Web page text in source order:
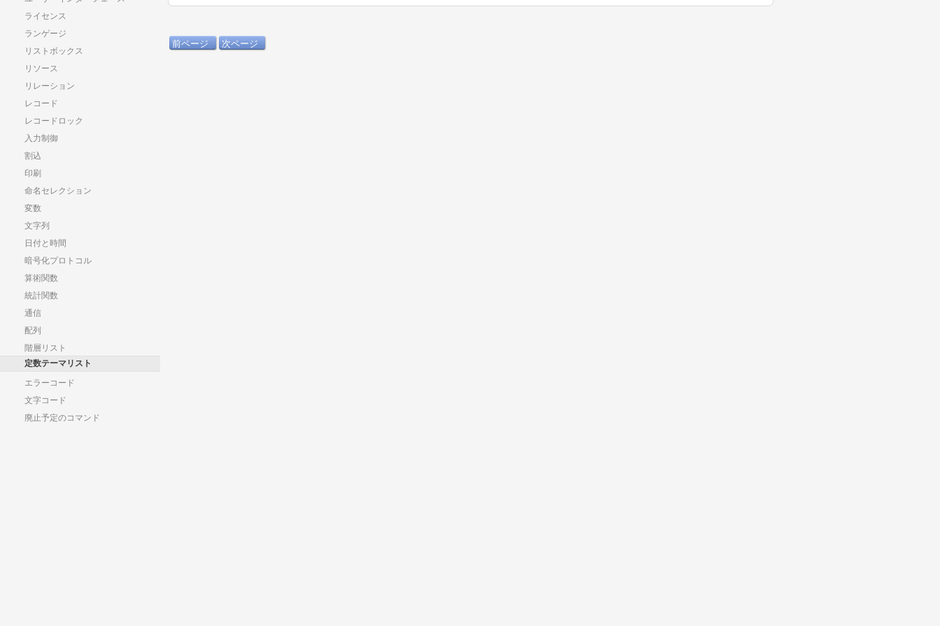
ライセンス
ランゲージ
リストボックス
リソース
リレーション
レコード
レコードロック
入力制御
割込
印刷
命名セレクション
変数
文字列
日付と時間
暗号化プロトコル
算術関数
統計関数
通信
配列
階層リスト
定数テーマリスト
エラーコード
文字コード
廃止予定のコマンド
前ページ 次ページ